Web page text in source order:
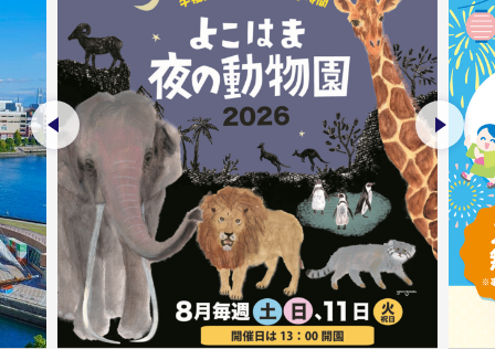
前のスライドを表示 次の